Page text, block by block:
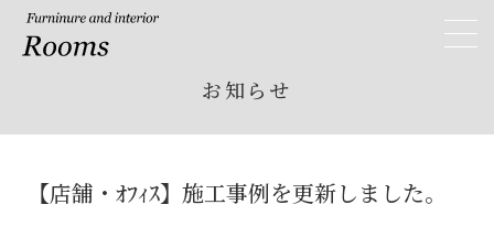
お知らせ
【店舗・ｵﾌｨｽ】施工事例を更新しました。